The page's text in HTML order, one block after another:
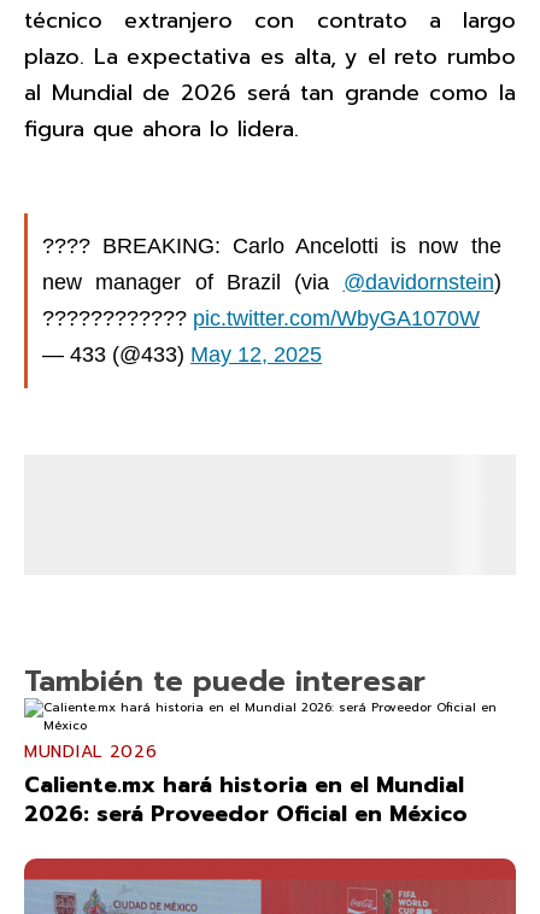
técnico extranjero con contrato a largo
plazo. La expectativa es alta, y el reto rumbo
al Mundial de 2026 será tan grande como la
figura que ahora lo lidera.
???? BREAKING: Carlo Ancelotti is now the
new manager of Brazil (via @davidornstein)
???????????? pic.twitter.com/WbyGA1070W
— 433 (@433) May 12, 2025
También te puede interesar
MUNDIAL 2026
Caliente.mx hará historia en el Mundial
2026: será Proveedor Oficial en México